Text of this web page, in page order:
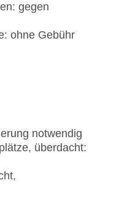
gegen
ohne Gebühr
notwendig
überdacht: